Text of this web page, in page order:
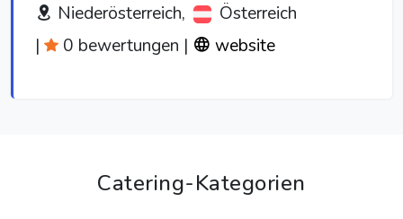
Niederösterreich,
Österreich
|
0 bewertungen | website
Catering-Kategorien